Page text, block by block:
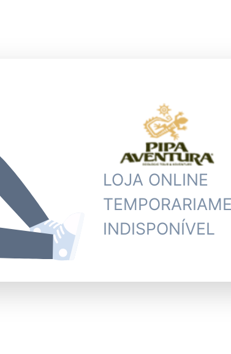
LOJA ONLINE
INDISPONÍVEL